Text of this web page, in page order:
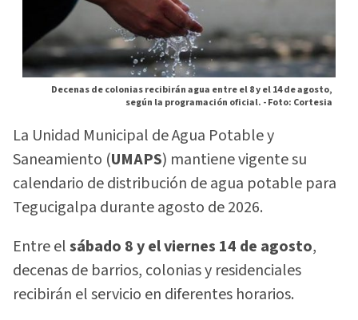
Decenas de colonias recibirán agua entre el 8 y el 14 de agosto,
según la programación oficial. -Foto: Cortesia
La Unidad Municipal de Agua Potable y
Saneamiento (UMAPS) mantiene vigente su
calendario de distribución de agua potable para
Tegucigalpa durante agosto de 2026.
Entre elsábado 8 y el viernes 14 de agosto,
decenas de barrios, colonias y residenciales
recibirán el servicio en diferentes horarios.